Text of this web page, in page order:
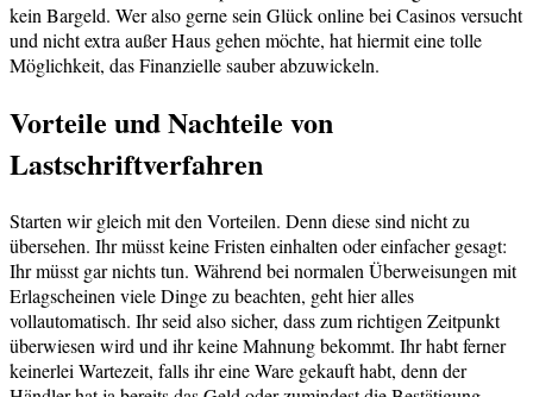
kein Bargeld. Wer also gerne sein Glück online bei Casinos versucht
und nicht extra außer Haus gehen möchte, hat hiermit eine tolle
Möglichkeit, das Finanzielle sauber abzuwickeln.
Vorteile und Nachteile von
Lastschriftverfahren
Starten wir gleich mit den Vorteilen. Denn diese sind nicht zu
übersehen. Ihr müsst keine Fristen einhalten oder einfacher gesagt:
Ihr müsst gar nichts tun. Während bei normalen Überweisungen mit
Erlagscheinen viele Dinge zu beachten, geht hier alles
vollautomatisch. Ihr seid also sicher, dass zum richtigen Zeitpunkt
überwiesen wird und ihr keine Mahnung bekommt. Ihr habt ferner
keinerlei Wartezeit, falls ihr eine Ware gekauft habt, denn der